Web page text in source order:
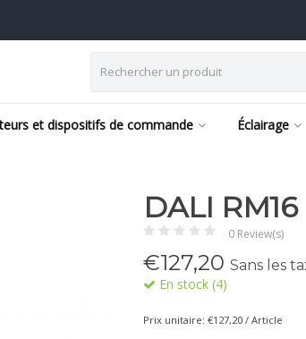
et dispositifs de commande Éclairage
DALI
0 Review(s)
€127,20 Sans les
En stock (4)
Prix unitaire: €127,20 / Article